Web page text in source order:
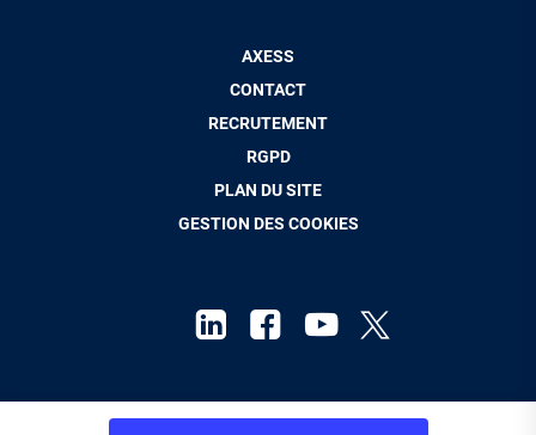
AXESS
CONTACT
RECRUTEMENT
RGPD
PLAN DU SITE
GESTION DES COOKIES